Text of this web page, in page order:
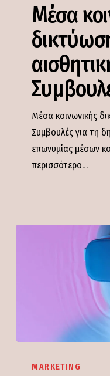
δικτύωσης
αισθητική:
Συμβουλές
Μέσα
Μέσα κοινωνικής
Συμβουλές για τη
επωνυμίας μέσων
περισσότερο…
MARKETING